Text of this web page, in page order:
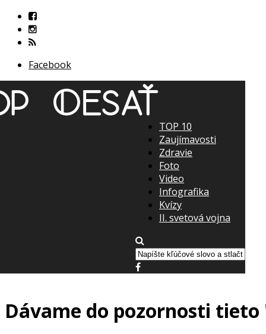
Facebook
TOP 10
Zaujímavosti
Zdravie
Foto
Video
Infografika
Kvízy
II. svetová vojna
Dávame do pozornosti